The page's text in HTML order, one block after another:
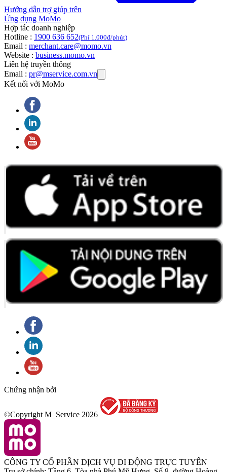
Hướng dẫn trợ giúp trên
Ứng dụng MoMo
Hợp tác doanh nghiệp
Hotline : 1900 636 652(Phí 1.000đ/phút)
Email : merchant.care@momo.vn
Website : business.momo.vn
Liên hệ truyền thông
Email : pr@mservice.com.vn
Kết nối với MoMo
Chứng nhận bởi
©Copyright M_Service 2026
CÔNG TY CỔ PHẦN DỊCH VỤ DI ĐỘNG TRỰC TUYẾN